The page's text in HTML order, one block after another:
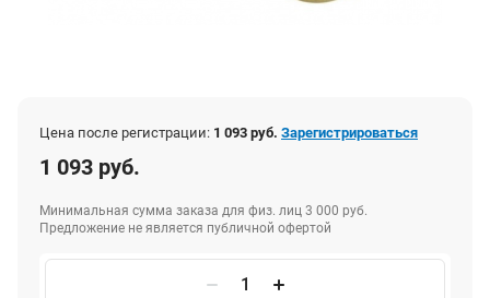
Цена после регистрации: 1 093 руб. Зарегистрироваться
1 093 руб.
Минимальная сумма заказа для физ. лиц 3 000 руб.
Предложение не является публичной офертой